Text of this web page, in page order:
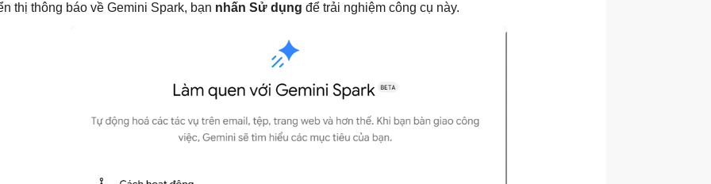
thị thông báo về Gemini Spark, bạn nhấn Sử dụng để trải nghiệm công cụ này.